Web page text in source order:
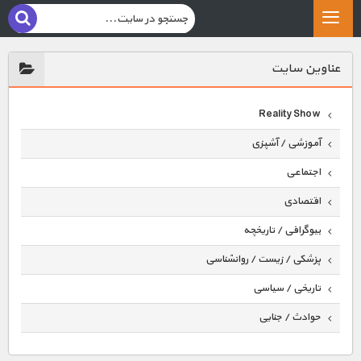
عناوين سايت
Reality Show
آموزشی / آشپزی
اجتماعی
اقتصادی
بیوگرافی / تاریخچه
پزشکی / زیست / روانشناسی
تاریخی / سیاسی
حوادث / جنایی